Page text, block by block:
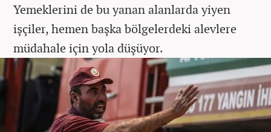
Yemeklerini de bu yanan alanlarda yiyen
işçiler, hemen başka bölgelerdeki alevlere
müdahale için yola düşüyor.